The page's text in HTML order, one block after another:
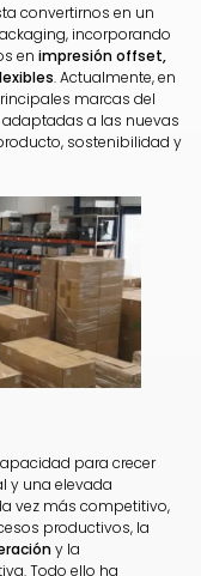
convertirnos en un
incorporando
en impresión offset,
. Actualmente, en
marcas del
a las nuevas
sostenibilidad y
para crecer
y una elevada
vez más competitivo,
productivos, la
y la
Todo ello ha